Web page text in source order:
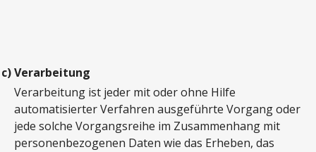
c)Verarbeitung
Verarbeitung ist jeder mit oder ohne Hilfe
automatisierter Verfahren ausgeführte Vorgang oder
jede solche Vorgangsreihe im Zusammenhang mit
personenbezogenen Daten wie das Erheben, das